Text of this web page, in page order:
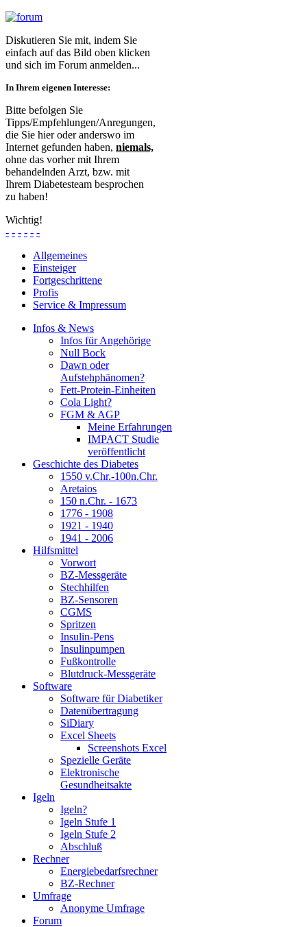
Diskutieren Sie mit, indem Sie
einfach auf das Bild oben klicken
und sich im Forum anmelden...
In Ihrem eigenen Interesse:
Bitte befolgen Sie
Tipps/Empfehlungen/Anregungen,
die Sie hier oder anderswo im
Internet gefunden haben, niemals,
ohne das vorher mit Ihrem
behandelnden Arzt, bzw. mit
Ihrem Diabetesteam besprochen
zu haben!
Wichtig!
- - - - - -
Allgemeines
Einsteiger
Fortgeschrittene
Profis
Service & Impressum
Infos & News
Infos für Angehörige
Null Bock
Dawn oder
Aufstehphänomen?
Fett-Protein-Einheiten
Cola Light?
FGM & AGP
Meine Erfahrungen
IMPACT Studie
veröffentlicht
Geschichte des Diabetes
1550 v.Chr.-100n.Chr.
Aretaios
150 n.Chr. - 1673
1776 - 1908
1921 - 1940
1941 - 2006
Hilfsmittel
Vorwort
BZ-Messgeräte
Stechhilfen
BZ-Sensoren
CGMS
Spritzen
Insulin-Pens
Insulinpumpen
Fußkontrolle
Blutdruck-Messgeräte
Software
Software für Diabetiker
Datenübertragung
SiDiary
Excel Sheets
Screenshots Excel
Spezielle Geräte
Elektronische
Gesundheitsakte
Igeln
Igeln?
Igeln Stufe 1
Igeln Stufe 2
Abschluß
Rechner
Energiebedarfsrechner
BZ-Rechner
Umfrage
Anonyme Umfrage
Forum